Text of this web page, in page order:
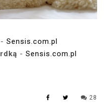
- Sensis.com.pl
- Sensis.com.pl
28